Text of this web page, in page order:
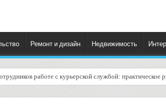
Ремонт и дизайн Недвижимость
работе с курьерской службой: практическое